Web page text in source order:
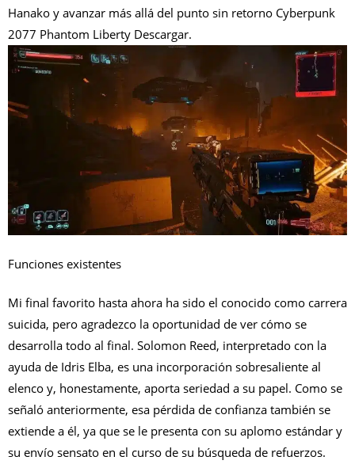
Hanako y avanzar más allá del punto sin retorno Cyberpunk
2077 Phantom Liberty Descargar.
Funciones existentes
Mi final favorito hasta ahora ha sido el conocido como carrera
suicida, pero agradezco la oportunidad de ver cómo se
desarrolla todo al final. Solomon Reed, interpretado con la
ayuda de Idris Elba, es una incorporación sobresaliente al
elenco y, honestamente, aporta seriedad a su papel. Como se
señaló anteriormente, esa pérdida de confianza también se
extiende a él, ya que se le presenta con su aplomo estándar y
su envío sensato en el curso de su búsqueda de refuerzos.